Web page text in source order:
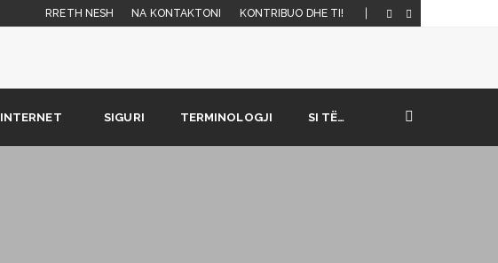
RRETH NESH NA KONTAKTONI KONTRIBUO DHE TI!
INTERNET SIGURI TERMINOLOGJI SI TË…